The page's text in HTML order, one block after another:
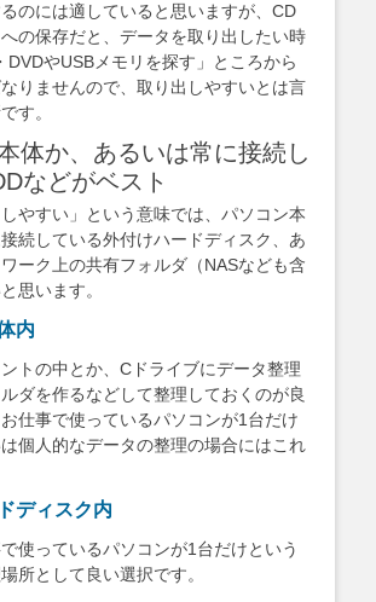
のには適していると思いますが、CD
の保存だと、データを取り出したい時
DVDやUSBメモリを探す」ところから
りませんので、取り出しやすいとは言
す。
体か、あるいは常に接続し
などがベスト
やすい」という意味では、パソコン本
続している外付けハードディスク、あ
ーク上の共有フォルダ（NASなども含
思います。
内
トの中とか、Cドライブにデータ整理
ダを作るなどして整理しておくのが良
仕事で使っているパソコンが1台だけ
個人的なデータの整理の場合にはこれ
ディスク内
使っているパソコンが1台だけという
所として良い選択です。